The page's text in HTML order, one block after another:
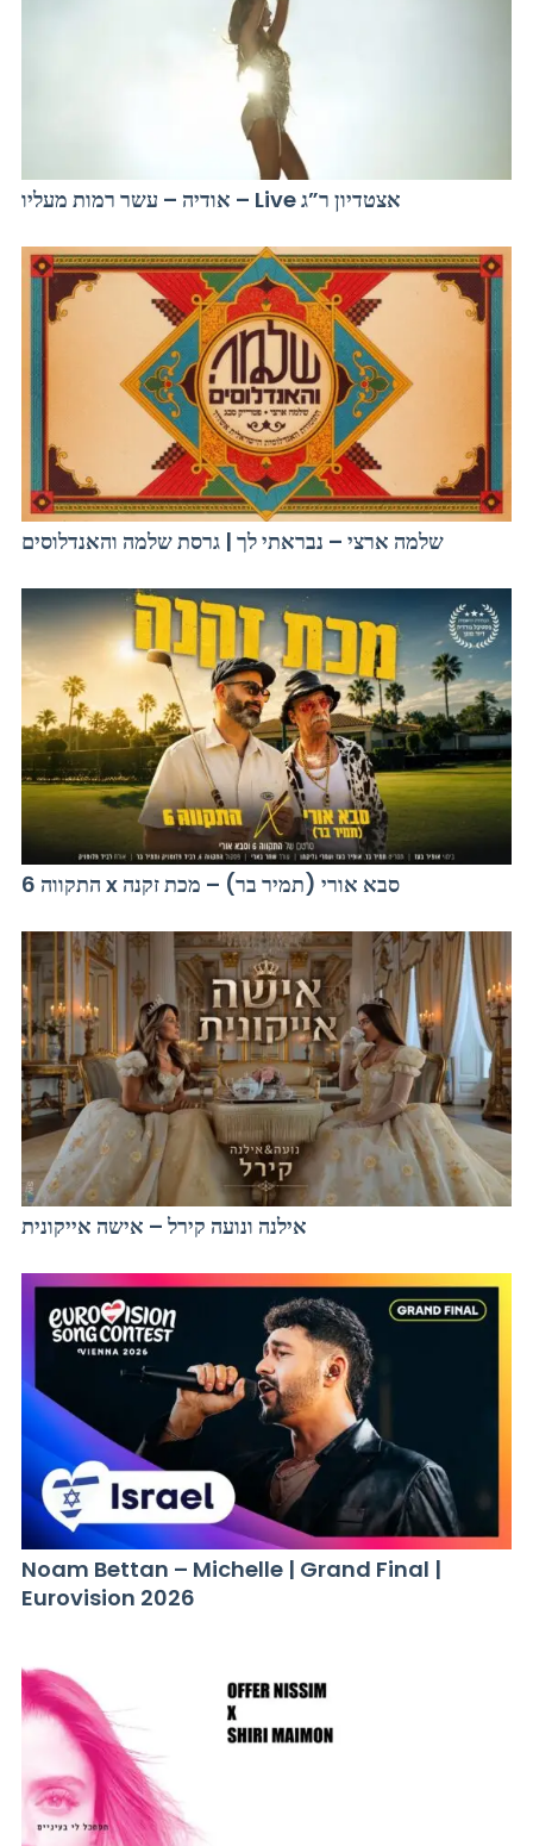
אודיה – עשר רמות מעליו – Live אצטדיון ר”ג
שלמה ארצי – נבראתי לך | גרסת שלמה והאנדלוסים
התקווה 6 x סבא אורי (תמיר בר) – מכת זקנה
אילנה ונועה קירל – אישה אייקונית
Noam Bettan – Michelle | Grand Final |
Eurovision 2026